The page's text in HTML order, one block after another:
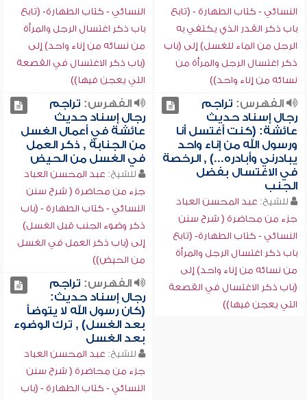
النسائي - كتاب الطهارة - (تابع
باب ذكر القدر الذي يكتفي به
الرجل من الماء للغسل) إلى (باب
ذكر اغتسال الرجل والمرأة من
نسائه من إناء واحد))
النسائي - كتاب الطهارة- (تابع
باب ذكر اغتسال الرجل والمرأة
من نسائه من إناء واحد) إلى
(باب ذكر الاغتسال في القصعة
التي يعجن فيها))
الفهرس: تراجم
رجال إسناد حديث
عائشة: (كنت أغتسل أنا
ورسول الله من إناء واحد
يبادرني وأبادره...) , الرخصة
في الاغتسال بفضل
الجنب
للشيخ: عبد المحسن العباد
جزء من محاضرة ( شرح سنن
النسائي - كتاب الطهارة- (تابع
باب ذكر اغتسال الرجل والمرأة
من نسائه من إناء واحد) إلى
(باب ذكر الاغتسال في القصعة
التي يعجن فيها))
الفهرس: تراجم
رجال إسناد حديث
عائشة في أعمال الغسل
من الجنابة , ذكر العمل
في الغسل من الحيض
للشيخ: عبد المحسن العباد
جزء من محاضرة ( شرح سنن
النسائي - كتاب الطهارة - (باب
ذكر وضوء الجنب قبل الغسل)
إلى (باب ذكر العمل في الغسل
من الحيض))
الفهرس: تراجم
رجال إسناد حديث:
(كان رسول الله لا يتوضأ
بعد الغسل) , ترك الوضوء
بعد الغسل
للشيخ: عبد المحسن العباد
جزء من محاضرة ( شرح سنن
النسائي - كتاب الطهارة - (باب